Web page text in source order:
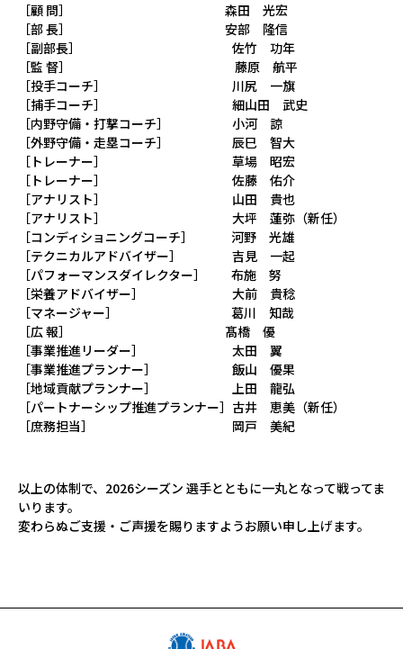
GAME
試合予定日程やスタメン・試合結果
SCHEDULE
スケジュール
GOODS
公式グッズ販売サイト「GAZOO Shopping
へ」
CONTACT
出演依頼
［顧 問］ 森田 光宏
［部 長］ 安部 隆信
［副部長］ 佐竹 功年
［監 督］ 藤原 航平
［投手コーチ］ 川尻 一旗
［捕手コーチ］ 細山田 武史
［内野守備・打撃コーチ］ 小河 諒
［外野守備・走塁コーチ］ 辰巳 智大
［トレーナー］ 草場 昭宏
［トレーナー］ 佐藤 佑介
［アナリスト］ 山田 貴也
［アナリスト］ 大坪 蓮弥（新任）
［コンディショニングコーチ］ 河野 光雄
［テクニカルアドバイザー］ 吉見 一起
［パフォーマンスダイレクター］ 布施 努
［栄養アドバイザー］ 大前 貴稔
［マネージャー］ 葛川 知哉
［広 報］ 髙橋 優
［事業推進リーダー］ 太田 翼
［事業推進プランナー］ 飯山 優果
［地域貢献プランナー］ 上田 龍弘
［パートナーシップ推進プランナー］古井 恵美（新任）
［庶務担当］ 岡戸 美紀
以上の体制で、2026シーズン 選手とともに一丸となって戦ってま
いります。
変わらぬご支援・ご声援を賜りますようお願い申し上げます。